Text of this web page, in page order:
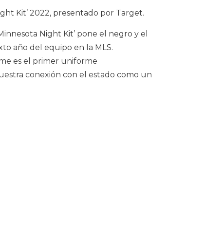
Kit’ 2022, presentado por Target.
Night Kit’ pone el negro y el
año del equipo en la MLS.
es el primer uniforme
conexión con el estado como un